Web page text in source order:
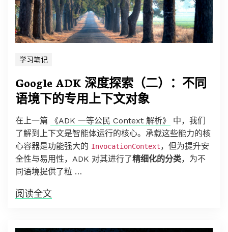
学习笔记
Google ADK 深度探索（二）：不同
语境下的专用上下文对象
在上一篇 《ADK 一等公民 Context 解析》
中，我们
了解到上下文是智能体运行的核心。承载这些能力的核
心容器是功能强大的 InvocationContext，但为提升安
全性与易用性，ADK 对其进行了精细化的分类，为不
同语境提供了粒 …
阅读全文